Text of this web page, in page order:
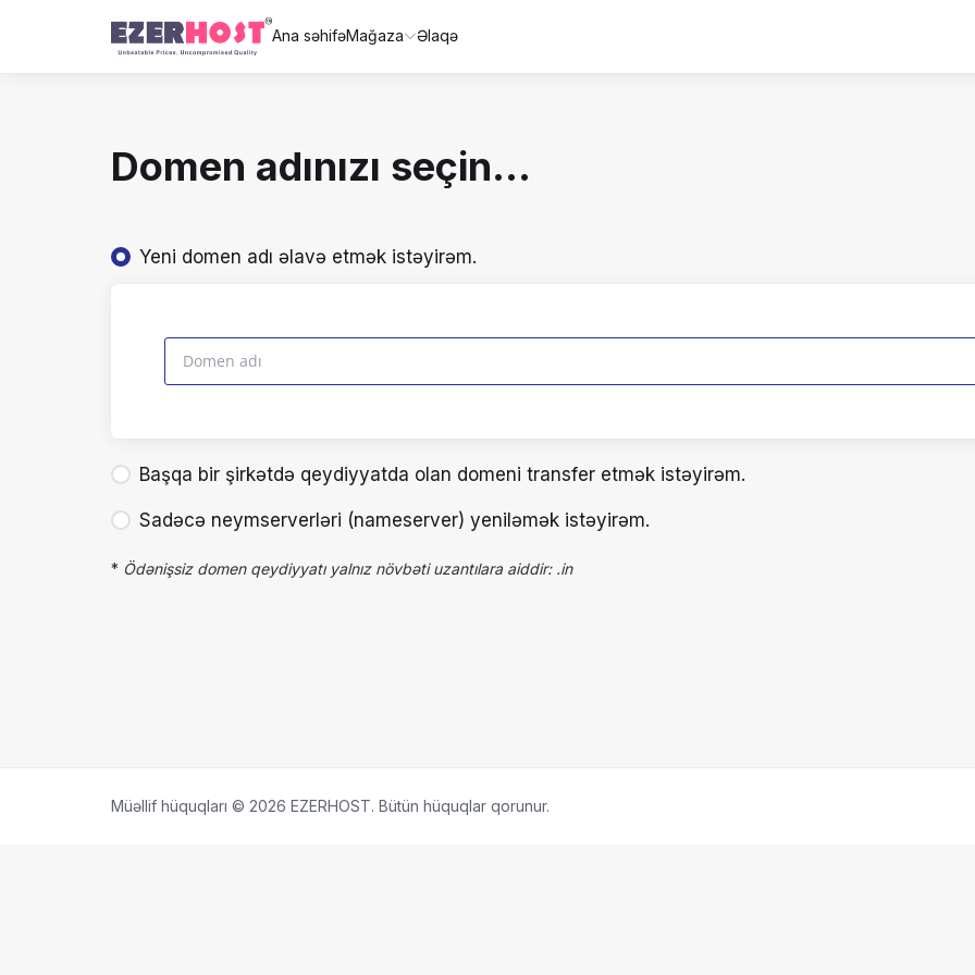
Ana səhifəMağaza Əlaqə
Domen adınızı seçin...
Yeni domen adı əlavə etmək istəyirəm.
Başqa bir şirkətdə qeydiyyatda olan domeni transfer etmək istəyirəm.
Sadəcə neymserverləri (nameserver) yeniləmək istəyirəm.
* Ödənişsiz domen qeydiyyatı yalnız növbəti uzantılara aiddir: .in
Müəllif hüquqları © 2026 EZERHOST. Bütün hüquqlar qorunur.